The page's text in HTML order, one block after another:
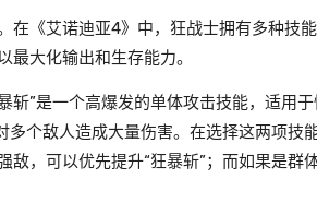
在《艾诺迪亚4》中，狂战士拥有多种技
大化输出和生存能力。
斩”是一个高爆发的单体攻击技能，适用
个敌人造成大量伤害。在选择这两项技
，可以优先提升“狂暴斩”；而如果是群